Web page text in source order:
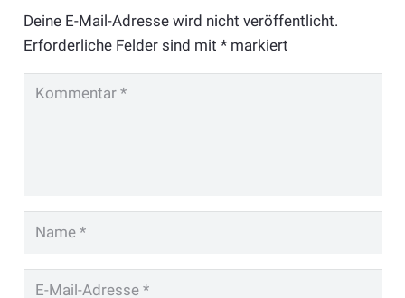
Deine E-Mail-Adresse wird nicht veröffentlicht.
Erforderliche Felder sind mit *markiert